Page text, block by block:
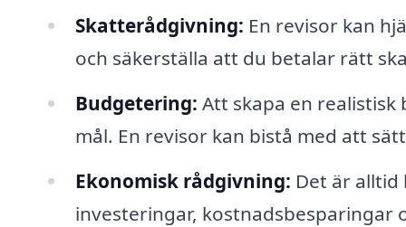
Skatterådgivning: En revisor kan
och säkerställa att du betalar rätt
Budgetering: Att skapa en
mål. En revisor kan bistå med att
Ekonomisk rådgivning: Det är
investeringar, kostnadsbesparingar